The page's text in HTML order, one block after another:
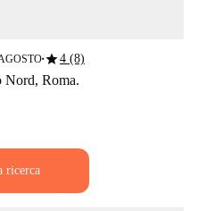
■star4 (8)
Nord, Roma.
ricerca